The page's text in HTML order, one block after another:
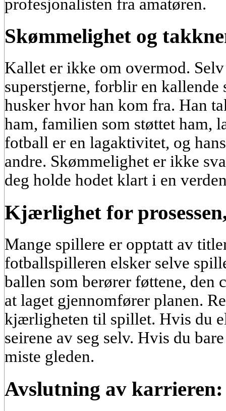
profesjonalisten fra amatøren.
Skømmelighet og
Kallet er ikke om overmod.
superstjerne, forblir en
husker hvor han kom fra. Han
ham, familien som støttet ham,
fotball er en lagaktivitet, og
andre. Skømmelighet er ikke
deg holde hodet klart i en
Kjærlighet for
Mange spillere er opptatt av
fotballspilleren elsker selve
ballen som berører føttene, den
at laget gjennomfører planen.
kjærligheten til spillet. Hvis du
seirene av seg selv. Hvis du
miste gleden.
Avslutning av